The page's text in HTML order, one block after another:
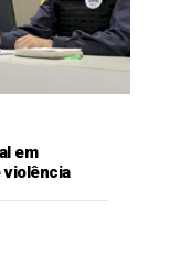
em
violência